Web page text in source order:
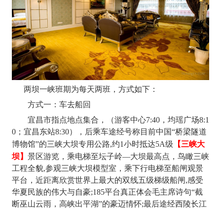
两坝一峡班期为每天两班，方式如下：
方式一：车去船回
宜昌市指点地点集合，（游客中心7:40，均瑶广场8:1
0；宜昌东站8:30），后乘车途经号称目前中国“桥梁隧道
博物馆”的三峡大坝专用公路,约1小时抵达5A级
【三峡大
坝】 景区游览，乘电梯至坛子岭—大坝最高点，鸟瞰三峡
工程全貌,参观三峡大坝模型室，乘下行电梯至船闸观景
平台，近距离欣赏世界上最大的双线五级梯级船闸,感受
华夏民族的伟大与自豪;185平台真正体会毛主席诗句“截
断巫山云雨，高峡出平湖”的豪迈情怀;最后途经西陵长江